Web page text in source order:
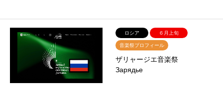
ロシア ６月上旬
音楽祭プロフィール
ザリャージエ音楽祭
Зарядье